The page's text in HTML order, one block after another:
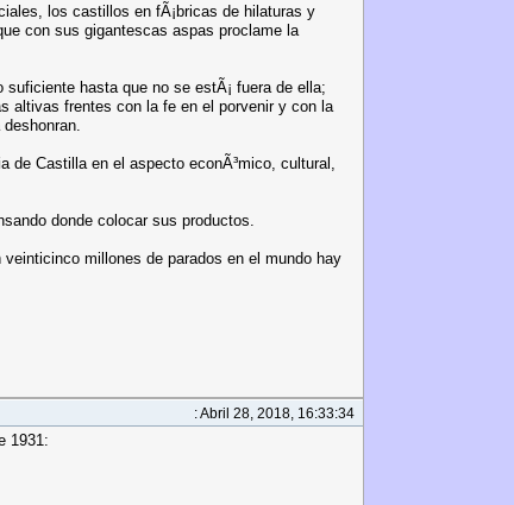
los castillos en fÃ¡bricas de hilaturas y
con sus gigantescas aspas proclame la
hasta que no se estÃ¡ fuera de ella;
altivas frentes con la fe en el porvenir y con la
Castilla en el aspecto econÃ³mico, cultural,
donde colocar sus productos.
millones de parados en el mundo hay
: Abril 28, 2018, 16:33:34
1931: